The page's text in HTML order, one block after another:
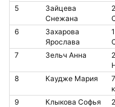
5
Зайцева
Снежана
6
Захарова
Ярослава
7 Зельч Анна
8 Каудже Мария
9 Клыкова Софья